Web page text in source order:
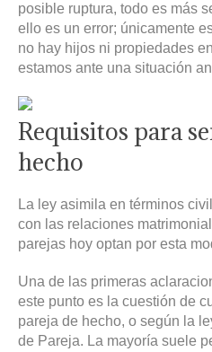
posible ruptura, todo es más
ello es un error; únicamente
no hay hijos ni propiedades
estamos ante una situación
Requisitos para
hecho
La ley asimila en términos
con las relaciones
parejas hoy optan por esta
Una de las primeras
este punto es la cuestión de
pareja de hecho, o según la
de Pareja. La mayoría suele